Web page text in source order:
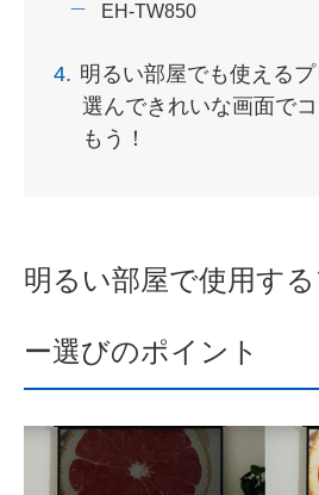
EH-TW850
4. 明るい部屋でも使える
選んできれいな画面で
もう！
明るい部屋で使用す
ー選びのポイント